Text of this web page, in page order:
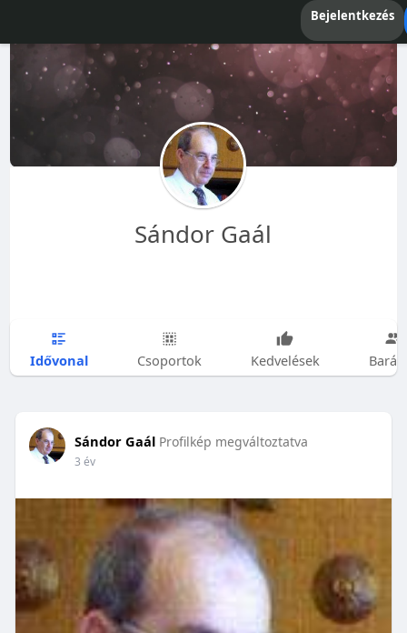
Bejelentkezés
Sándor Gaál
Idővonal Csoportok Kedvelések
Sándor Gaál Profilkép megváltoztatva
3 év